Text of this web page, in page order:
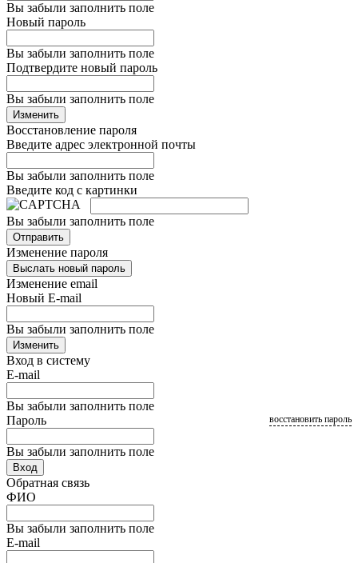
Вы забыли заполнить поле
Новый пароль
Вы забыли заполнить поле
Подтвердите новый пароль
Вы забыли заполнить поле
Изменить
Восстановление пароля
Введите адрес электронной почты
Вы забыли заполнить поле
Введите код с картинки
Вы забыли заполнить поле
Отправить
Изменение пароля
Выслать новый пароль
Изменение email
Новый E-mail
Вы забыли заполнить поле
Изменить
Вход в систему
E-mail
Вы забыли заполнить поле
Пароль
Вы забыли заполнить поле
восстановить пароль
Вход
Обратная связь
ФИО
Вы забыли заполнить поле
E-mail